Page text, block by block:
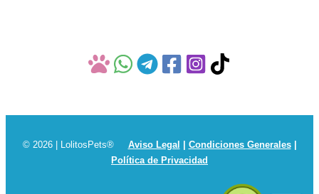
© 2026 | LolitosPets® Aviso Legal Condiciones Generales|
Política de Privacidad